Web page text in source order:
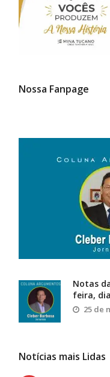
Nossa Fanpage
Notas
feira,
25 de
Notícias mais Lidas